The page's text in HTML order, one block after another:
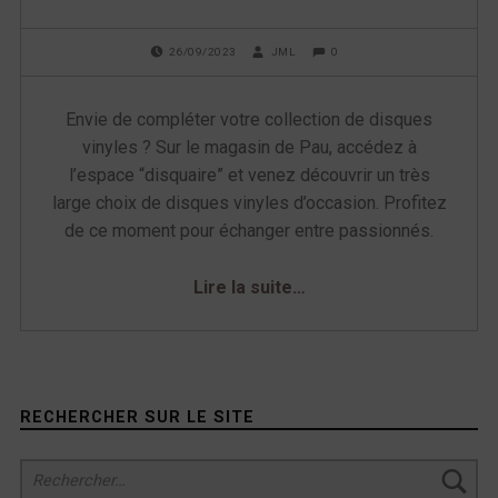
n
y
26/09/2023
JML
COMMENTS:0
Envie de compléter votre collection de disques
vinyles ? Sur le magasin de Pau, accédez à
l’espace “disquaire” et venez découvrir un très
large choix de disques vinyles d’occasion. Profitez
de ce moment pour échanger entre passionnés.
Lire la suite…
Sidebar
RECHERCHER SUR LE SITE